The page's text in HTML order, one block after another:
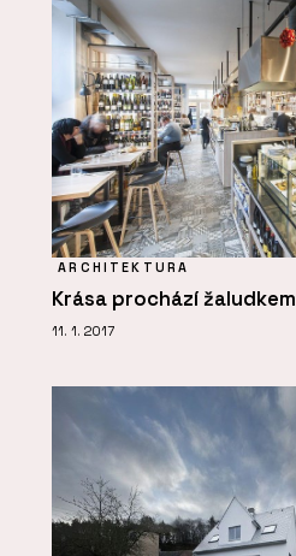
ARCHITEKTURA
Krása prochází žaludkem
11. 1. 2017